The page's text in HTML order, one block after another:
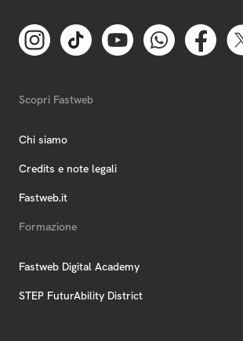
Scopri Fastweb
Chi siamo
Credits e note legali
Fastweb.it
Formazione
Fastweb Digital Academy
STEP FuturAbility District